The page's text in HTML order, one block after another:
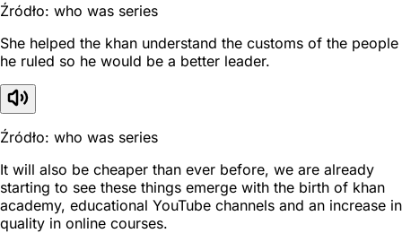
Źródło: who was series
She helped the khan understand the customs of the people
he ruled so he would be a better leader.
Źródło: who was series
It will also be cheaper than ever before, we are already
starting to see these things emerge with the birth of khan
academy, educational YouTube channels and an increase in
quality in online courses.